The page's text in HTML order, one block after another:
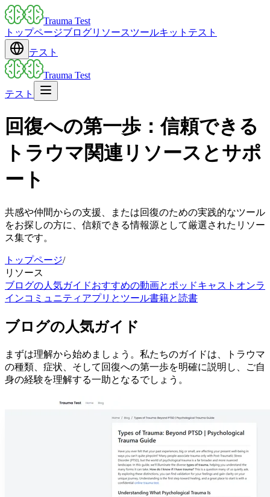
Trauma Test
トップページブログリソースツールキット テスト
テスト
Trauma Test
テスト
回復への第一歩：信頼できる
トラウマ関連リソースとサポ
ート
共感や仲間からの支援、または回復のための実践的なツール
をお探しの方に、信頼できる情報源として厳選されたリソー
ス集です。
トップページ/
リソース
ブログの人気ガイドおすすめの動画とポッドキャスト オンラ
インコミュニティ アプリとツール書籍と読書
ブログの人気ガイド
まずは理解から始めましょう。私たちのガイドは、トラウマ
の種類、症状、そして回復への第一歩を明確に説明し、ご自
身の経験を理解する一助となるでしょう。